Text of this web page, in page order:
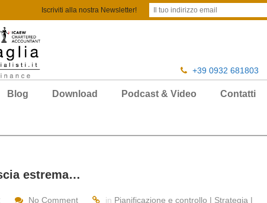
+39 0932 681803
Blog Download Podcast & Video Contatti
estrema…
No Comment in Pianificazione e controllo | Strategia |
Iscriviti alla nostra Newsletter!